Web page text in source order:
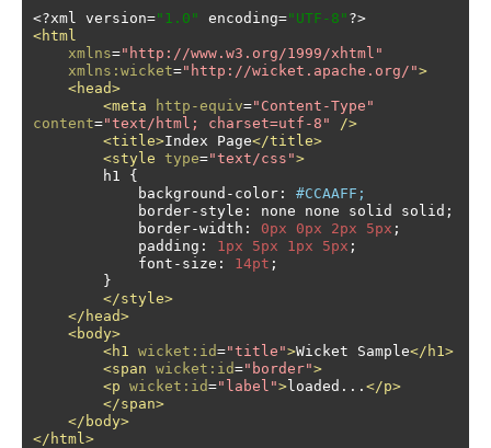
<?xml version="1.0" encoding="UTF-8" ?>
<html
xmlns="http://www.w3.org/1999/xhtml"
xmlns:wicket="http://wicket.apache.org/">
<head>
<meta
http-equiv="Content-Type"
content="text/html; charset=utf-8"
/>
<title>Index Page</title>
<style type="text/css">
        h1
{
            background
- color :
#CCAAFF;
            border
- style : none none solid solid ;
            border
-width : 0px 0px 2px 5px ;
            padding
: 1px 5px 1px 5px ;
            font
- size : 14pt ;
}
</style>
</head>
<body>
<h1 wicket:id="title">Wicket Sample</h1>
<span wicket:id="border">
<p wicket:id="label"> loaded... </p>
</span>
</body>
</html>